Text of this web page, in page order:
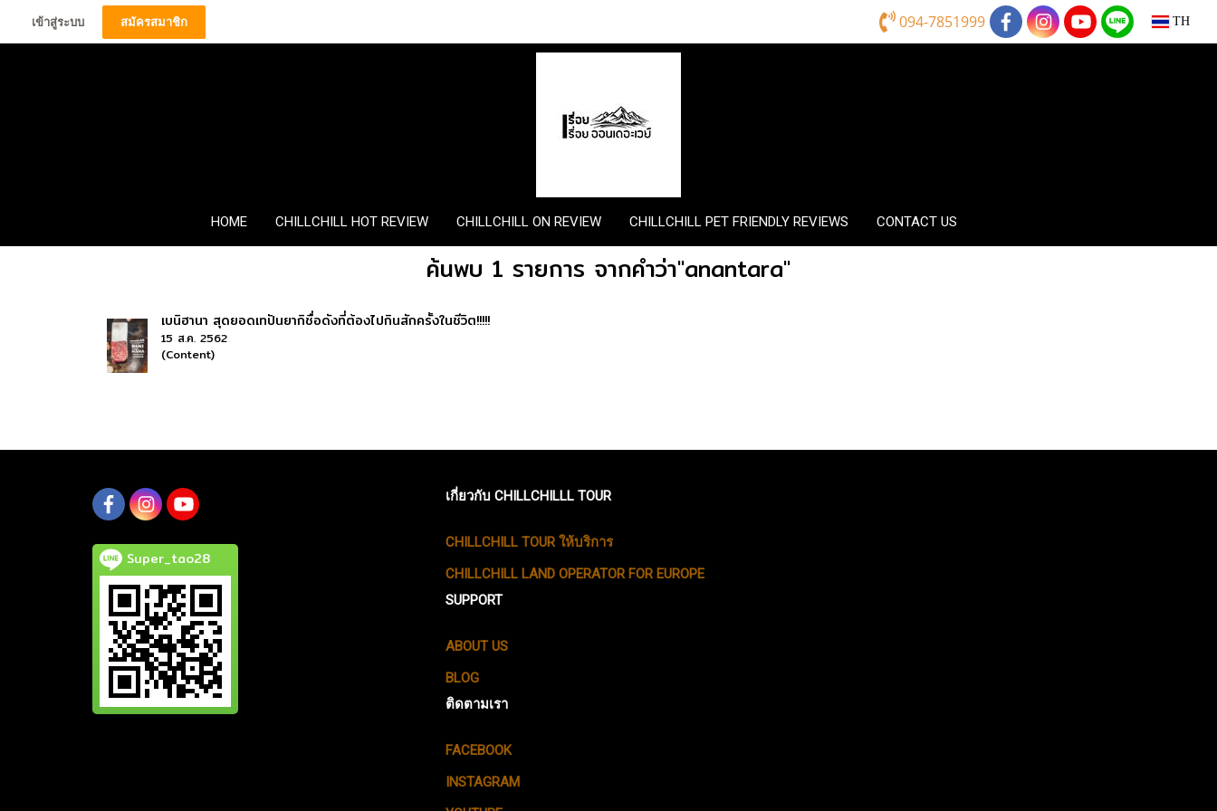
เข้าสู่ระบบ สมัครสมาชิก 094-7851999 TH
HOME CHILLCHILL HOT REVIEW CHILLCHILL ON REVIEW CHILLCHILL PET FRIENDLY REVIEWS CONTACT US
ค้นพบ 1 รายการ จากคำว่า"anantara"
เบนิฮานา สุดยอดเทปันยากิชื่อดังที่ต้องไปกินสักครั้งในชีวิต!!!!!
15 ส.ค. 2562
(Content)
Super_tao28
เกี่ยวกับ CHILLCHILLL TOUR
CHILLCHILL TOUR ให้บริการ
CHILLCHILL LAND OPERATOR FOR EUROPE
SUPPORT
ABOUT US
BLOG
ติดตามเรา
FACEBOOK
INSTAGRAM